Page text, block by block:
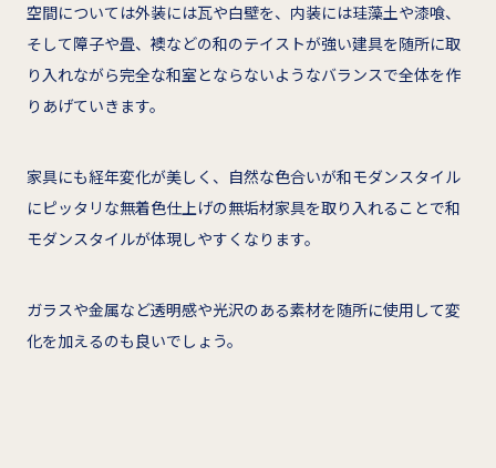
空間については外装には瓦や白壁を、内装には珪藻土や漆喰、
そして障子や畳、襖などの和のテイストが強い建具を随所に取
り入れながら完全な和室とならないようなバランスで全体を作
りあげていきます。
家具にも経年変化が美しく、自然な色合いが和モダンスタイル
にピッタリな無着色仕上げの無垢材家具を取り入れることで和
モダンスタイルが体現しやすくなります。
ガラスや金属など透明感や光沢のある素材を随所に使用して変
化を加えるのも良いでしょう。